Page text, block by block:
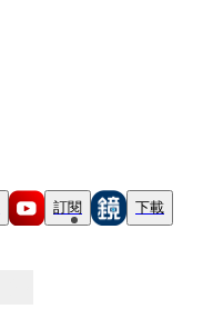
訂閱 下載